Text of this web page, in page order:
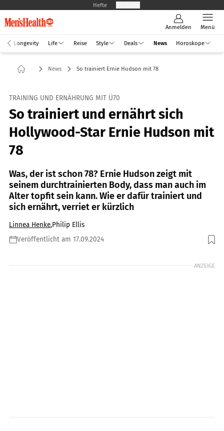
Hefte
Anmelden Menü
Longevity Life Reise Style Deals News Horoskope
News So trainiert Ernie Hudson mit 78
TRAINING UND ERNÄHRUNG MIT Ü70
So trainiert und ernährt sich
Hollywood-Star Ernie Hudson mit
78
Was, der ist schon 78? Ernie Hudson zeigt mit
seinem durchtrainierten Body, dass man auch im
Alter topfit sein kann. Wie er dafür trainiert und
sich ernährt, verriet er kürzlich
Linnea Henke,Philip Ellis
Veröffentlicht am 17.09.2024
Foto: NBC / GettyImages
ANZEIGE